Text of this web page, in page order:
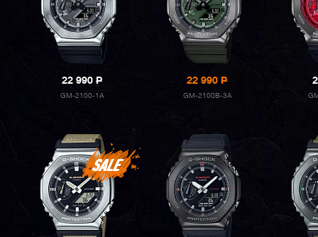
22 990P
GM-2100-1A
22 990P
GM-2100B-3A